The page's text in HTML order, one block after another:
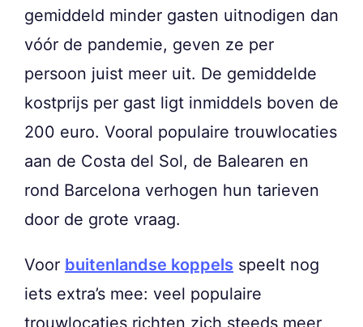
gemiddeld minder gasten uitnodigen dan
vóór de pandemie, geven ze per
persoon juist meer uit. De gemiddelde
kostprijs per gast ligt inmiddels boven de
200 euro. Vooral populaire trouwlocaties
aan de Costa del Sol, de Balearen en
rond Barcelona verhogen hun tarieven
door de grote vraag.
Voor buitenlandse koppels speelt nog
iets extra’s mee: veel populaire
trouwlocaties richten zich steeds meer